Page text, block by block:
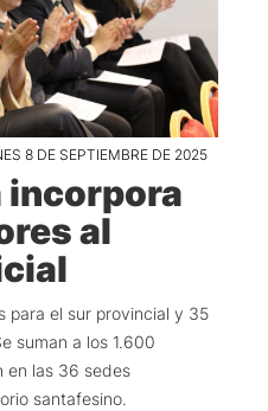
8 DE SEPTIEMBRE DE 2025
incorpora
al
para el sur provincial y 35
suman a los 1.600
en las 36 sedes
santafesino.